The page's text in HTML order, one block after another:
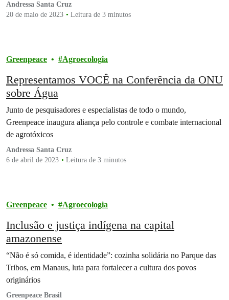
Andressa Santa Cruz
20 de maio de 2023
Leitura de 3 minutos
Greenpeace Agroecologia
Representamos VOCÊ na Conferência da ONU
sobre Água
Junto de pesquisadores e especialistas de todo o mundo,
Greenpeace inaugura aliança pelo controle e combate internacional
de agrotóxicos
Andressa Santa Cruz
6 de abril de 2023
Leitura de 3 minutos
Greenpeace Agroecologia
Inclusão e justiça indígena na capital
amazonense
“Não é só comida, é identidade”: cozinha solidária no Parque das
Tribos, em Manaus, luta para fortalecer a cultura dos povos
originários
Greenpeace Brasil